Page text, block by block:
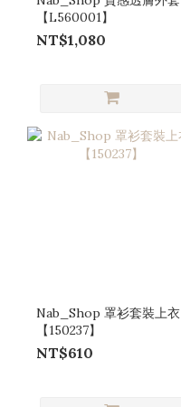
【L560001】
NT$1,080
Nab_Shop 罩衫套裝上衣
【150237】
NT$610